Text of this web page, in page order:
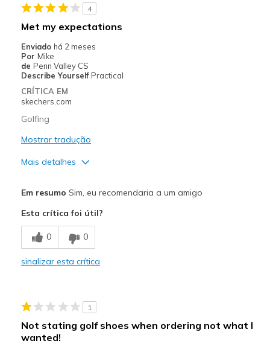
4
Met my expectations
Enviado há 2 meses
Por Mike
de Penn Valley CS
Describe Yourself Practical
CRÍTICA EM
skechers.com
Golfing
Mostrar tradução
Mais detalhes
Width
Sizing
View On Shoes
Shoes are for Wearing
Em resumo Sim, eu recomendaria a um amigo
Esta crítica foi útil?
0 0
sinalizar esta crítica
1
Not stating golf shoes when ordering not what I
wanted!